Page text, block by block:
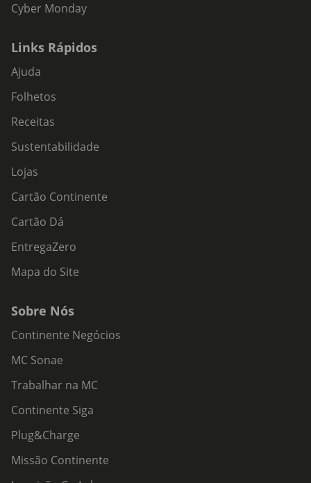
Cyber Monday
Links Rápidos
Ajuda
Folhetos
Receitas
Sustentabilidade
Lojas
Cartão Continente
Cartão Dá
EntregaZero
Mapa do Site
Sobre Nós
Continente Negócios
MC Sonae
Trabalhar na MC
Continente Siga
Plug&Charge
Missão Continente